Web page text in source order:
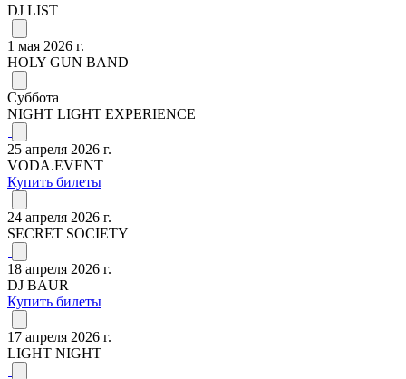
DJ LIST
1 мая 2026 г.
HOLY GUN BAND
Суббота
NIGHT LIGHT EXPERIENCE
25 апреля 2026 г.
VODA.EVENT
Купить билеты
24 апреля 2026 г.
SECRET SOCIETY
18 апреля 2026 г.
DJ BAUR
Купить билеты
17 апреля 2026 г.
LIGHT NIGHT